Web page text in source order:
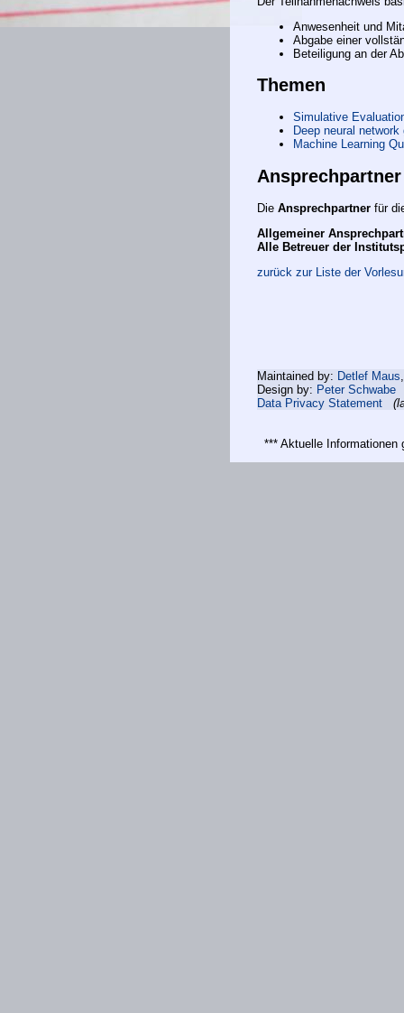
Anwesenheit und
Abgabe einer
Beteiligung an der
Themen
Simulative
Deep neural
Machine Learning
Ansprechpartner
Die Ansprechpartner für
Allgemeiner
Alle Betreuer der
zurück zur Liste der
Maintained by: Detlef Maus
Design by: Peter Schwabe
Data Privacy Statement
*** Aktuelle